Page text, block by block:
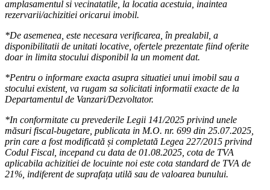
amplasamentul si vecinatatile, la locatia acestuia, inaintea
rezervarii/achizitiei oricarui imobil.
*De asemenea, este necesara verificarea, în prealabil, a
disponibilitatii de unitati locative, ofertele prezentate fiind oferite
doar in limita stocului disponibil la un moment dat.
*Pentru o informare exacta asupra situatiei unui imobil sau a
stocului existent, va rugam sa solicitati informatii exacte de la
Departamentul de Vanzari/Dezvoltator.
*In conformitate cu prevederile Legii 141/2025 privind unele
măsuri fiscal-bugetare, publicata in M.O. nr. 699 din 25.07.2025,
prin care a fost modificată și completată Legea 227/2015 privind
Codul Fiscal, incepand cu data de 01.08.2025, cota de TVA
aplicabila achizitiei de locuinte noi este cota standard de TVA de
21%, indiferent de suprafața utilă sau de valoarea bunului.